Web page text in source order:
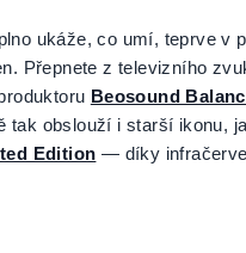
ukáže, co umí, teprve v
Přepnete z televizního
Beosound
tak obslouží i starší ikonu,
Edition — díky